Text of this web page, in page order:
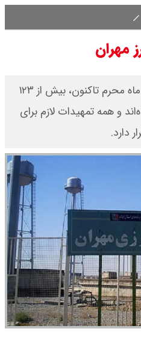
استاندار ایلام گفت: از ابتدای ماه محرم تاکنون، بیش از ۱۲۳
و همه تمهیدات لازم برای
دارد.